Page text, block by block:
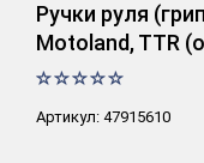
Ручки руля
Motoland, TTR
Артикул: 47915610